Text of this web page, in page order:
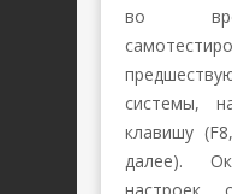
во
системы,
клавишу
далее).